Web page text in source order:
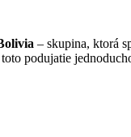
– skupina, ktorá
podujatie